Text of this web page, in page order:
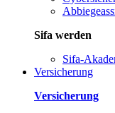
Sifa werden
Sifa-
Versicherung
Versicherung